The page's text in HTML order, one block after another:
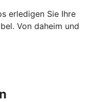
erledigen Sie Ihre
Von daheim und